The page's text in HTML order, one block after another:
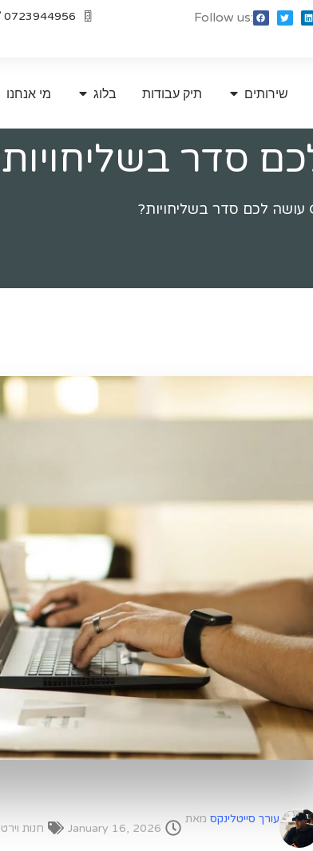
0723944956 Follow us:
שירותים תיק עבודות בלוג מי אנחנו
עורך סייטלינקס מאת
January 16, 2026 חנות